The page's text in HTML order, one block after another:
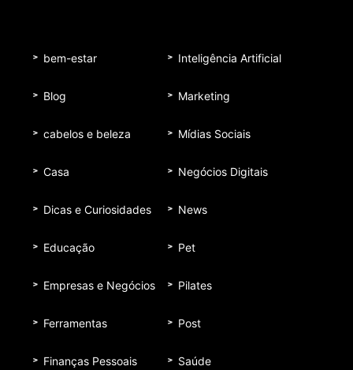
bem-estar
Blog
cabelos e beleza
Casa
Dicas e Curiosidades
Educação
Empresas e Negócios
Ferramentas
Finanças Pessoais
Inteligência Artificial
Marketing
Mídias Sociais
Negócios Digitais
News
Pet
Pilates
Post
Saúde